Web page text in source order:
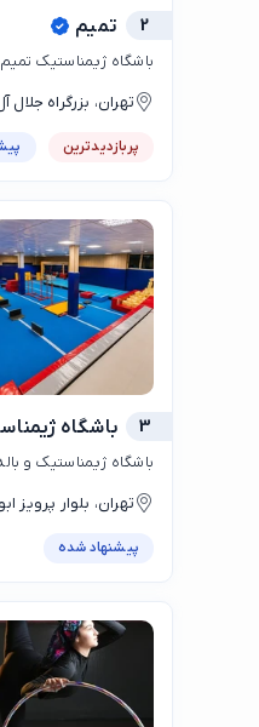
2 تمیم
باشگاه ژیمناستیک
تهران، بزرگراه
پربازدیدترین
3 باشگاه
باشگاه ژیمناستیک و
تهران، بلوار پرویز
پیشنهاد شده